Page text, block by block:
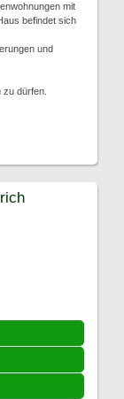
mit
befindet sich
und
dürfen.